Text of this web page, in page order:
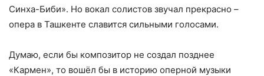
Синха-Биби». Но вокал солистов звучал прекрасно –
опера в Ташкенте славится сильными голосами.
Думаю, если бы композитор не создал позднее
«Кармен», то вошёл бы в историю оперной музыки